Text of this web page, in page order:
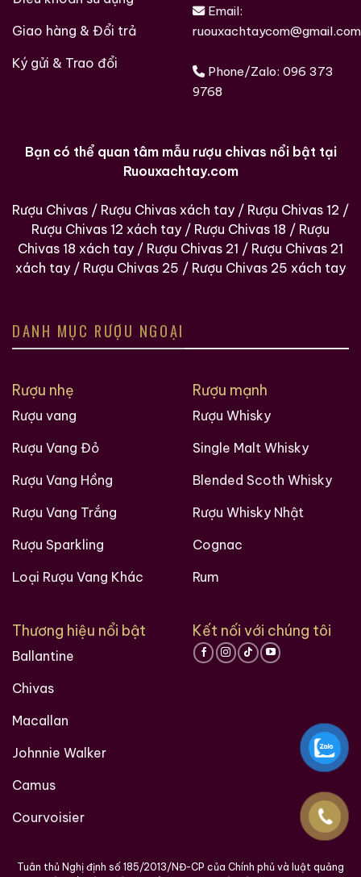
Giao hàng & Đổi trả
Ký gửi & Trao đổi
Email:
ruouxachtaycom@gmail.com
Phone/Zalo: 096 373
9768
Bạn có thể quan tâm mẫu rượu chivas nổi bật tại
Ruouxachtay.com
Rượu Chivas / Rượu Chivas xách tay / Rượu Chivas 12 /
Rượu Chivas 12 xách tay / Rượu Chivas 18 / Rượu
Chivas 18 xách tay / Rượu Chivas 21 / Rượu Chivas 21
xách tay / Rượu Chivas 25 / Rượu Chivas 25 xách tay
DANH MỤC RƯỢU NGOẠI
Rượu nhẹ
Rượu vang
Rượu Vang Đỏ
Rượu Vang Hồng
Rượu Vang Trắng
Rượu Sparkling
Loại Rượu Vang Khác
Rượu mạnh
Rượu Whisky
Single Malt Whisky
Blended Scoth Whisky
Rượu Whisky Nhật
Cognac
Rum
Thương hiệu nổi bật
Ballantine
Chivas
Macallan
Johnnie Walker
Camus
Courvoisier
Kết nối với chúng tôi
Tuân thủ Nghị định số 185/2013/NĐ-CP của Chính phủ và luật quảng